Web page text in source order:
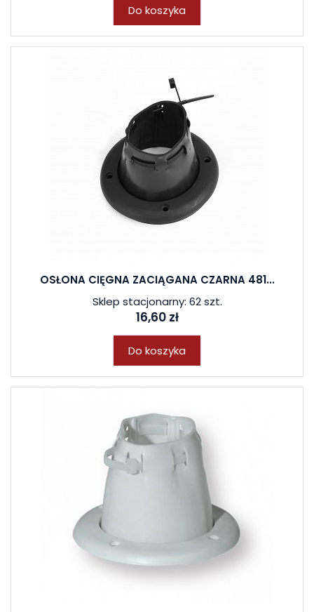
Do koszyka
OSŁONA CIĘGNA ZACIĄGANA CZARNA 481...
Sklep stacjonarny: 62 szt.
16,60 zł
Do koszyka